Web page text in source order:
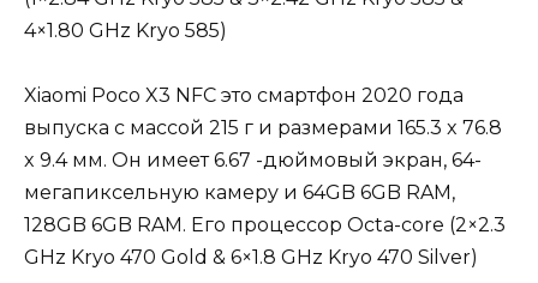
4×1.80 GHz Kryo 585)
Xiaomi Poco X3 NFC это смартфон 2020 года
выпуска с массой 215 г и размерами 165.3 x 76.8
x 9.4 мм. Он имеет 6.67 -дюймовый экран, 64-
мегапиксельную камеру и 64GB 6GB RAM,
128GB 6GB RAM. Его процессор Octa-core (2×2.3
GHz Kryo 470 Gold & 6×1.8 GHz Kryo 470 Silver)